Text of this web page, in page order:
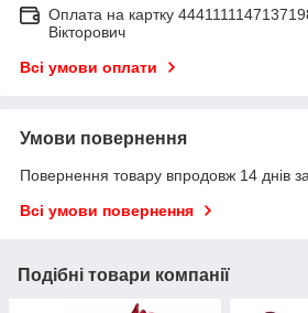
Оплата на картку
Вікторович
Всі умови оплати
Умови повернення
Повернення товару впродовж 14 днів
Всі умови повернення
Подібні товари компанії